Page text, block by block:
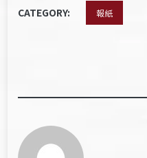
CATEGORY: 報紙